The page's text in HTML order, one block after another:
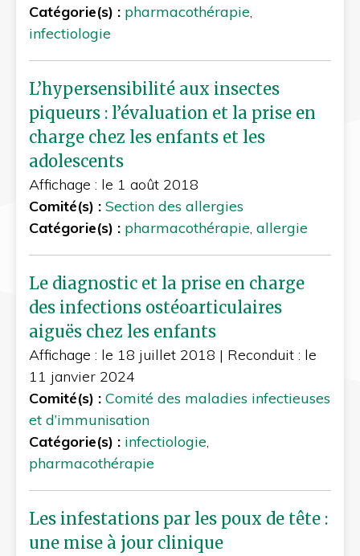
Catégorie(s) : pharmacothérapie,
infectiologie
L’hypersensibilité aux insectes
piqueurs : l’évaluation et la prise en
charge chez les enfants et les
adolescents
Affichage : le 1 août 2018
Comité(s) : Section des allergies
Catégorie(s) : pharmacothérapie, allergie
Le diagnostic et la prise en charge
des infections ostéoarticulaires
aiguës chez les enfants
Affichage : le 18 juillet 2018 | Reconduit : le
11 janvier 2024
Comité(s) : Comité des maladies infectieuses
et d’immunisation
Catégorie(s) : infectiologie,
pharmacothérapie
Les infestations par les poux de tête :
une mise à jour clinique